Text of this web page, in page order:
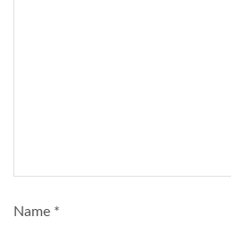
Name *